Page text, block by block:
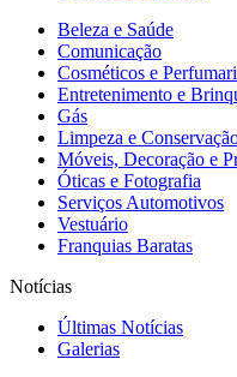
Beleza e Saúde
Comunicação
Cosméticos e
Entretenimento e
Gás
Limpeza e
Móveis, Decoração e
Óticas e Fotografia
Serviços Automotivos
Vestuário
Franquias Baratas
Notícias
Últimas Notícias
Galerias